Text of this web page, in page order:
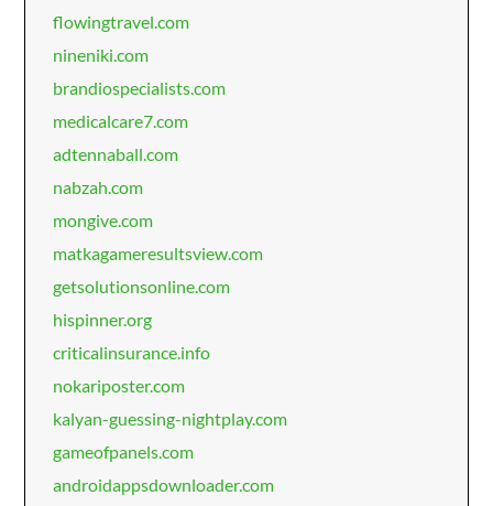
flowingtravel.com
nineniki.com
brandiospecialists.com
medicalcare7.com
adtennaball.com
nabzah.com
mongive.com
matkagameresultsview.com
getsolutionsonline.com
hispinner.org
criticalinsurance.info
nokariposter.com
kalyan-guessing-nightplay.com
gameofpanels.com
androidappsdownloader.com